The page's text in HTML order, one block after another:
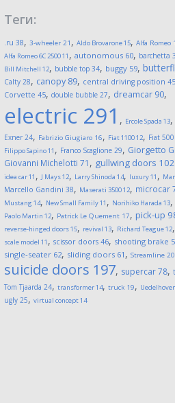
Теги:
.ru 38, 3-wheeler 21 , Aldo Brovarone15, Alfa Romeo
Alfa Romeo 6C 250011 , autonomous 60, barchetta
Bill Mitchell 12, bubble top 34, buggy 59,
Calty 28, canopy 89, central driving position 45
Corvette 45, double bubble 27, dreamcar 90,
electric 291 , Ercole Spada 13,
Exner 24, Fabrizio Giugiaro 16, Fiat 110012, Fiat 500
Filippo Sapino11 , Franco Scaglione 29, Giorgetto
Giovanni Michelotti 71 , gullwing doors 102
idea car11 , J Mays12, Larry Shinoda 14, luxury11 ,
Marcello Gandini 38, Maserati 350012, microcar
Mustang 14, New Small Family11 , Norihiko Harada 13,
Paolo Martin 12, Patrick Le Quement 17, pick-up
reverse-hinged doors15, revival 13, Richard Teague12,
scale model 11 , scissor doors 46, shooting brake
single-seater 62, sliding doors 61 , Streamline 20
suicide doors 197, supercar78,
Tom Tjaarda 24, transformer14, truck 19,
ugly 25, virtual concept14